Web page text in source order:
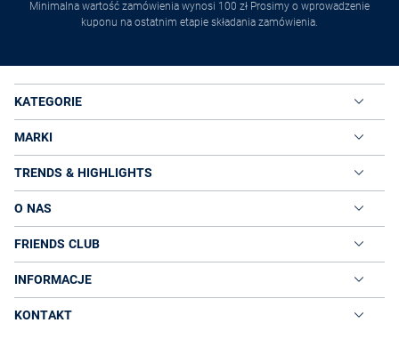
Minimalna wartość zamówienia wynosi 100 zł Prosimy o wprowadzenie
kuponu na ostatnim etapie składania zamówienia.
KATEGORIE
MARKI
TRENDS & HIGHLIGHTS
O NAS
FRIENDS CLUB
INFORMACJE
KONTAKT